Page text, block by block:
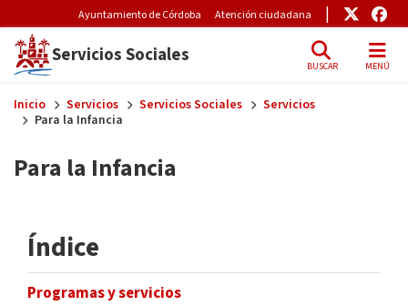
Pre-Header Microsite
Ayuntamiento de Córdoba Atención ciudadana Enlace
Servicios Sociales BUSCAR MENÚ
Inicio Servicios Servicios Sociales
Servicios
Para la Infancia
Para la Infancia
Índice
Programas y servicios